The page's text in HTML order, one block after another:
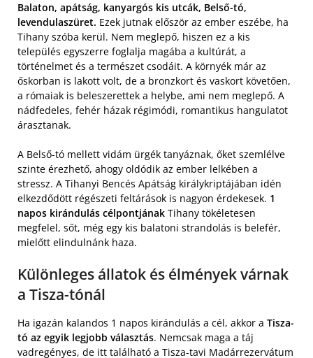
Balaton, apátság, kanyargós kis utcák, Belső-tó,
levendulaszüret. Ezek jutnak először az ember eszébe, ha
Tihany szóba kerül. Nem meglepő, hiszen ez a kis
település egyszerre foglalja magába a kultúrát, a
történelmet és a természet csodáit. A környék már az
őskorban is lakott volt, de a bronzkort és vaskort követően,
a rómaiak is beleszerettek a helybe, ami nem meglepő. A
nádfedeles, fehér házak régimódi, romantikus hangulatot
árasztanak.
A Belső-tó mellett vidám ürgék tanyáznak, őket szemlélve
szinte érezhető, ahogy oldódik az ember lelkében a
stressz. A Tihanyi Bencés Apátság királykriptájában idén
elkezdődött régészeti feltárások is nagyon érdekesek. 1
napos kirándulás célpontjának Tihany tökéletesen
megfelel, sőt, még egy kis balatoni strandolás is belefér,
mielőtt elindulnánk haza.
Különleges állatok és élmények várnak
a Tisza-tónál
Ha igazán kalandos 1 napos kirándulás a cél, akkor a Tisza-
tó az egyik legjobb választás. Nemcsak maga a táj
vadregényes, de itt található a Tisza-tavi Madárrezervátum